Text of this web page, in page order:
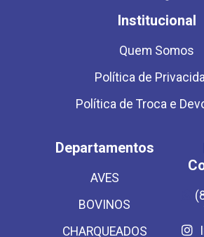
Institucional
Quem Somos
Política de
Política de Troca e
Departamentos
AVES
BOVINOS
CHARQUEADOS